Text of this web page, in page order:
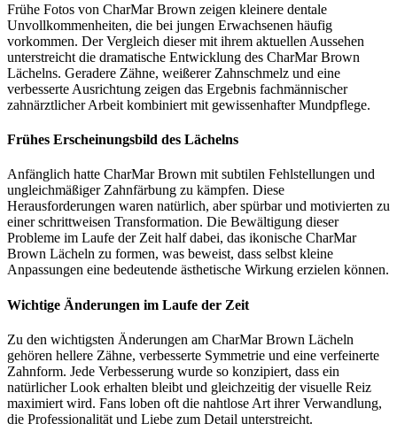
Frühe Fotos von CharMar Brown zeigen kleinere dentale
Unvollkommenheiten, die bei jungen Erwachsenen häufig
vorkommen. Der Vergleich dieser mit ihrem aktuellen Aussehen
unterstreicht die dramatische Entwicklung des CharMar Brown
Lächelns. Geradere Zähne, weißerer Zahnschmelz und eine
verbesserte Ausrichtung zeigen das Ergebnis fachmännischer
zahnärztlicher Arbeit kombiniert mit gewissenhafter Mundpflege.
Frühes Erscheinungsbild des Lächelns
Anfänglich hatte CharMar Brown mit subtilen Fehlstellungen und
ungleichmäßiger Zahnfärbung zu kämpfen. Diese
Herausforderungen waren natürlich, aber spürbar und motivierten zu
einer schrittweisen Transformation. Die Bewältigung dieser
Probleme im Laufe der Zeit half dabei, das ikonische CharMar
Brown Lächeln zu formen, was beweist, dass selbst kleine
Anpassungen eine bedeutende ästhetische Wirkung erzielen können.
Wichtige Änderungen im Laufe der Zeit
Zu den wichtigsten Änderungen am CharMar Brown Lächeln
gehören hellere Zähne, verbesserte Symmetrie und eine verfeinerte
Zahnform. Jede Verbesserung wurde so konzipiert, dass ein
natürlicher Look erhalten bleibt und gleichzeitig der visuelle Reiz
maximiert wird. Fans loben oft die nahtlose Art ihrer Verwandlung,
die Professionalität und Liebe zum Detail unterstreicht.